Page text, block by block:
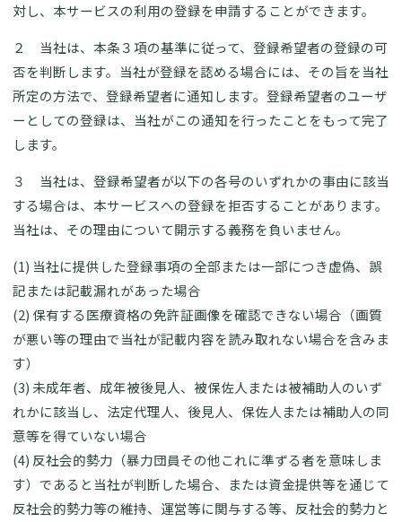
対し、本サービスの利用の登録を申請することができます。
２ 当社は、本条３項の基準に従って、登録希望者の登録の可
否を判断します。当社が登録を認める場合には、その旨を当社
所定の方法で、登録希望者に通知します。登録希望者のユーザ
ーとしての登録は、当社がこの通知を行ったことをもって完了
します。
３ 当社は、登録希望者が以下の各号のいずれかの事由に該当
する場合は、本サービスへの登録を拒否することがあります。
当社は、その理由について開示する義務を負いません。
(1) 当社に提供した登録事項の全部または一部につき虚偽、誤
記または記載漏れがあった場合
(2) 保有する医療資格の免許証画像を確認できない場合（画質
が悪い等の理由で当社が記載内容を読み取れない場合を含みま
す）
(3) 未成年者、成年被後見人、被保佐人または被補助人のいず
れかに該当し、法定代理人、後見人、保佐人または補助人の同
意等を得ていない場合
(4) 反社会的勢力（暴力団員その他これに準ずる者を意味しま
す）であると当社が判断した場合、または資金提供等を通じて
反社会的勢力等の維持、運営等に関与する等、反社会的勢力と